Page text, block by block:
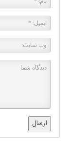
ارسال